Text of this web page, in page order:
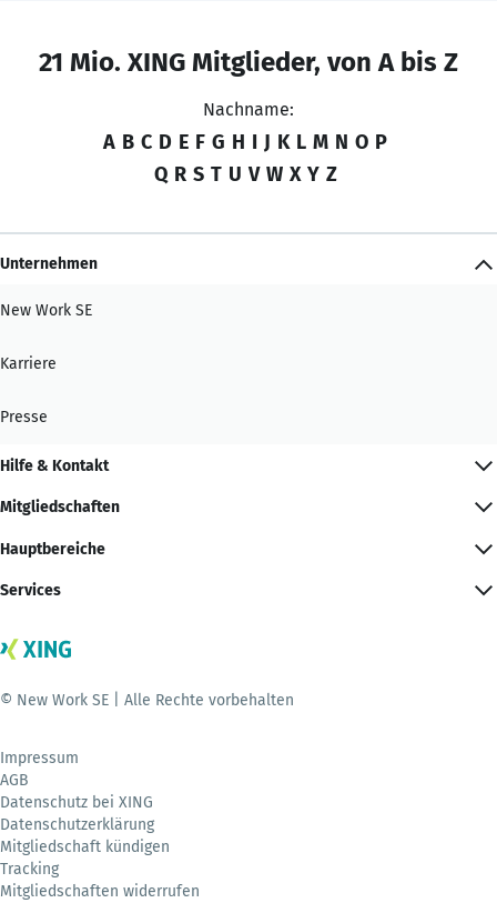
21 Mio. XING Mitglieder, von A bis Z
Nachname:
A B C D E F G H I J K L M N O P
Q R S T U V W X Y Z
Unternehmen
New Work SE
Karriere
Presse
Hilfe & Kontakt
Mitgliedschaften
Hauptbereiche
Services
© New Work SE | Alle Rechte vorbehalten
Impressum
AGB
Datenschutz bei XING
Datenschutzerklärung
Mitgliedschaft kündigen
Tracking
Mitgliedschaften widerrufen